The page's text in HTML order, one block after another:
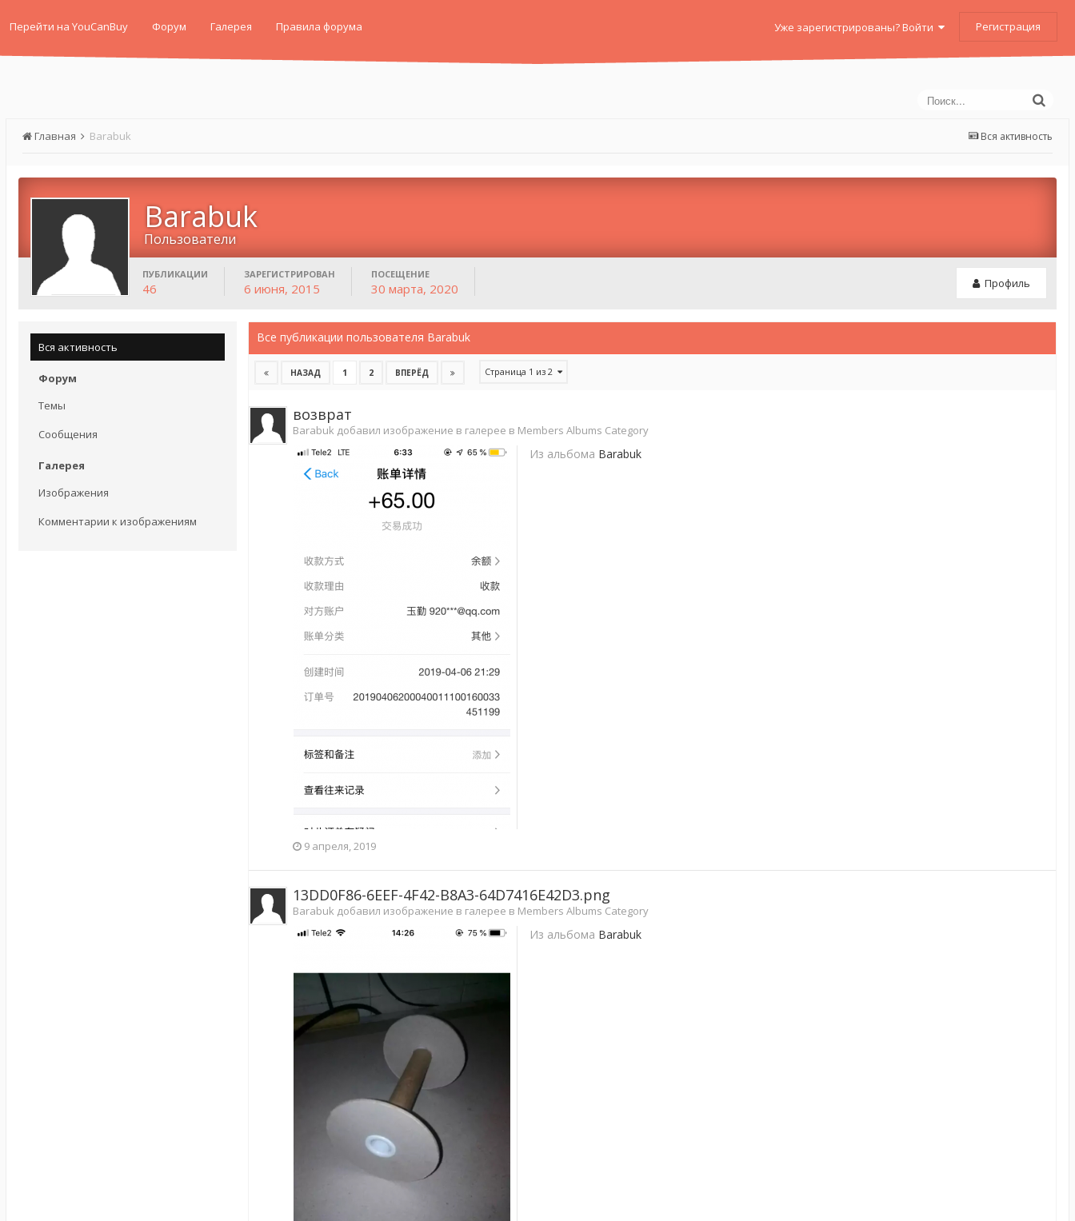
Перейти на YouCanBuy Форум Галерея Правила форума Уже зарегистрированы? Войти Регистрация
Вся активность
Главная Barabuk
Barabuk
Пользователи
Профиль
ПУБЛИКАЦИИ
46
ЗАРЕГИСТРИРОВАН
6 июня, 2015
ПОСЕЩЕНИЕ
30 марта, 2020
Вся активность
Форум
Темы
Сообщения
Галерея
Изображения
Комментарии к изображениям
Все публикации пользователя Barabuk
НАЗАД 1 2 ВПЕРЁД Страница 1 из 2
возврат
Barabuk добавил изображение в галерее в Members Albums Category
Из альбома Barabuk
9 апреля, 2019
13DD0F86-6EEF-4F42-B8A3-64D7416E42D3.png
Barabuk добавил изображение в галерее в Members Albums Category
Из альбома Barabuk